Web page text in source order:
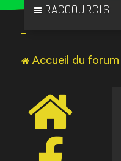
RACCOURCIS
Accueil du forum